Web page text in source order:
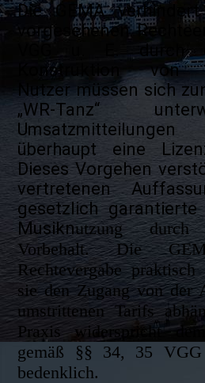
Die GEMA
vorgesehenen
VGG u. E. durch
Konstruktion von
Nutzer müssen sich
„WR-Tanz“
überhaupt eine
Dieses Vorgehen
vertretenen
gesetzlich
Musiknutzung
Vorbehalt. Die
Rechtevergabe
sie den Zugang von der
umstrittenen Tarifs
Praxis widerspricht dem
gemäß §§ 34, 35
bedenklich.